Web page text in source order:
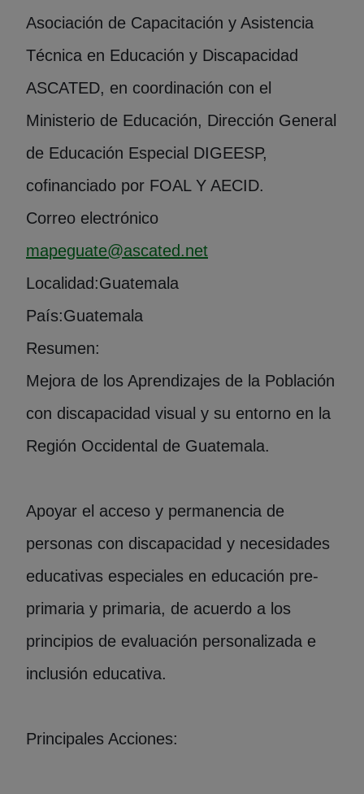
Asociación de Capacitación y Asistencia
Técnica en Educación y Discapacidad
ASCATED, en coordinación con el
Ministerio de Educación, Dirección General
de Educación Especial DIGEESP,
cofinanciado por FOAL Y AECID.
Correo electrónico
mapeguate@ascated.net
Localidad:Guatemala
País:Guatemala
Resumen:
Mejora de los Aprendizajes de la Población
con discapacidad visual y su entorno en la
Región Occidental de Guatemala.
Apoyar el acceso y permanencia de
personas con discapacidad y necesidades
educativas especiales en educación pre-
primaria y primaria, de acuerdo a los
principios de evaluación personalizada e
inclusión educativa.
Principales Acciones: